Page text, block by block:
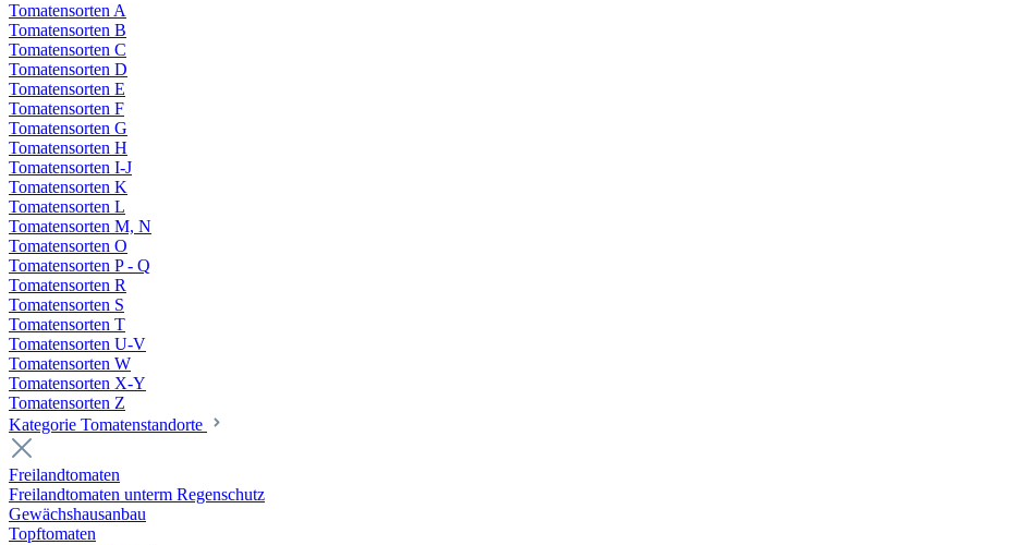
Tomatensorten A
Tomatensorten B
Tomatensorten C
Tomatensorten D
Tomatensorten E
Tomatensorten F
Tomatensorten G
Tomatensorten H
Tomatensorten I-J
Tomatensorten K
Tomatensorten L
Tomatensorten M, N
Tomatensorten O
Tomatensorten P - Q
Tomatensorten R
Tomatensorten S
Tomatensorten T
Tomatensorten U-V
Tomatensorten W
Tomatensorten X-Y
Tomatensorten Z
Kategorie Tomatenstandorte
Freilandtomaten
Freilandtomaten unterm Regenschutz
Gewächshausanbau
Topftomaten